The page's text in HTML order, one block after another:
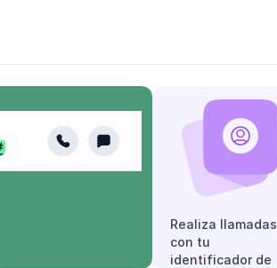
Realiza llamadas
con tu
identificador de